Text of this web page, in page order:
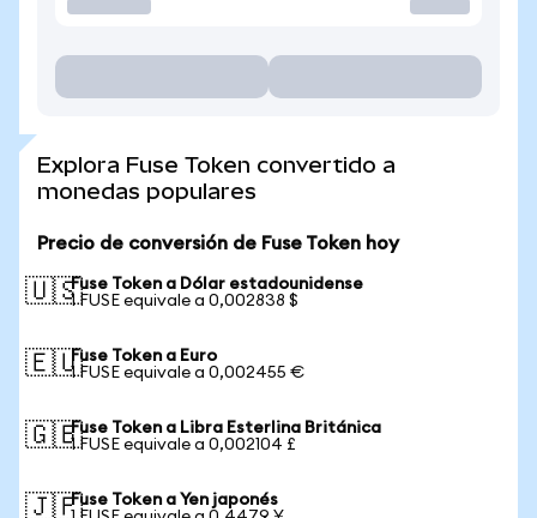
Explora Fuse Token convertido a
monedas populares
Precio de conversión de Fuse Token hoy
🇺🇸Fuse Token a Dólar estadounidense
1 FUSE equivale a 0,002838 $
🇪🇺Fuse Token a Euro
1 FUSE equivale a 0,002455 €
🇬🇧Fuse Token a Libra Esterlina Británica
1 FUSE equivale a 0,002104 £
🇯🇵Fuse Token a Yen japonés